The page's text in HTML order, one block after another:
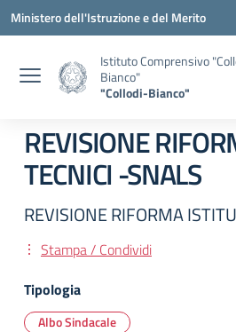
Vai ai contenuti
Vai al menu di navigazione
Vai al footer
Ministero dell'Istruzione e del Merito
Istituto Comprensivo
Bianco"
"Collodi-Bianco"
REVISIONE
TECNICI -SNALS
REVISIONE RIFORMA
Stampa / Condividi
Tipologia
Albo Sindacale